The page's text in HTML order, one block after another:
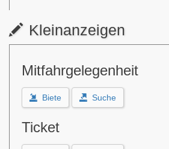
Kleinanzeigen
Mitfahrgelegenheit
Biete Suche
Ticket